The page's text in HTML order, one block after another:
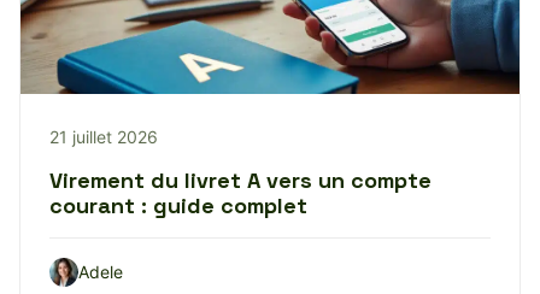
21 juillet 2026
Virement du livret A vers un compte
courant : guide complet
Adele